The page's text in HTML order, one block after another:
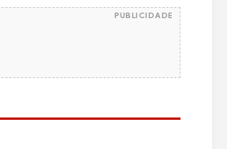
PUBLICIDADE